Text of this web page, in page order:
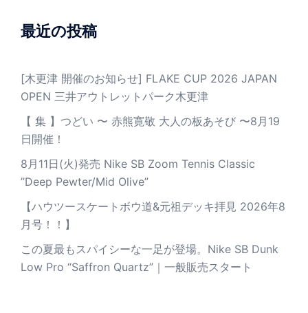
最近の投稿
[木更津 開催のお知らせ] FLAKE CUP 2026 JAPAN
OPEN 三井アウトレットパーク木更津
【 集 】つどい 〜 赤熊寛敬 大人の板あそび 〜8月19
日開催！
8月11日(火)発売 Nike SB Zoom Tennis Classic
”Deep Pewter/Mid Olive”
【ハウツースケートボウ道&元祖デッキ拝見 2026年8
月号！！】
この夏最もスパイシーな一足が登場。Nike SB Dunk
Low Pro “Saffron Quartz”｜一般販売スタート